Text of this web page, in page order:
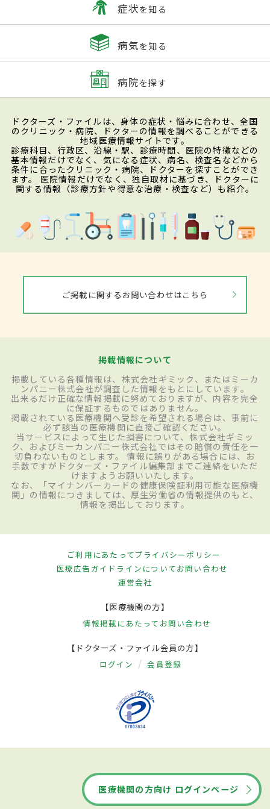
症状を知る
病気を知る
病院を探す
ドクターズ・ファイルは、身体の症状・悩みに合わせ、全国
のクリニック・病院、ドクターの情報を調べることができる
地域医療情報サイトです。
診療科目、行政区、沿線・駅、診療時間、医院の特徴などの
基本情報だけでなく、気になる症状、病名、検査名などから
条件に合ったクリニック・病院、ドクターを探すことができ
ます。 医院情報だけでなく、独自取材に基づき、ドクターに
関する情報（診療方針や得意な治療・検査など）も紹介。
ご掲載に関するお問い合わせはこちら
掲載情報について
掲載している各種情報は、株式会社ギミック、またはミーカ
ンパニー株式会社が調査した情報をもとにしています。
出来るだけ正確な情報掲載に努めておりますが、内容を完全
に保証するものではありません。
掲載されている医療機関へ受診を希望される場合は、事前に
必ず該当の医療機関に直接ご確認ください。
当サービスによって生じた損害について、株式会社ギミッ
ク、およびミーカンパニー株式会社ではその賠償の責任を一
切負わないものとします。 情報に誤りがある場合には、お
手数ですがドクターズ・ファイル編集部までご連絡をいただ
けますようお願いいたします。
なお、「マイナンバーカードの健康保険証利用可能な医療機
関」の情報につきましては、厚生労働省の情報提供のもと、
情報を掲出しております。
ご利用にあたってプライバシーポリシー
医療広告ガイドラインについてお問い合わせ
運営会社
【医療機関の方】
情報掲載にあたって お問い合わせ
【ドクターズ・ファイル会員の方】
ログイン 会員登録
医療機関の方向け ログインページ